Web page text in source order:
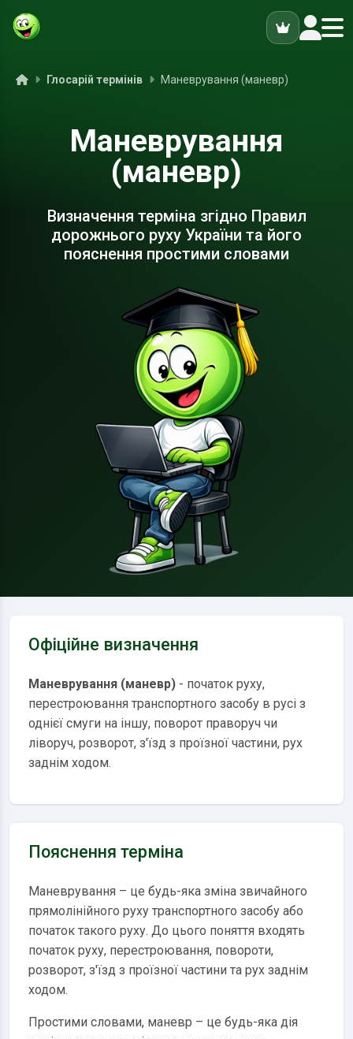
ГоловнаГлосарій термінів Маневрування (маневр)
Маневрування
(маневр)
Визначення терміна згідно Правил
дорожнього руху України та його
пояснення простими словами
Офіційне визначення
Маневрування (маневр) - початок руху,
перестроювання транспортного засобу в русі з
однієї смуги на іншу, поворот праворуч чи
ліворуч, розворот, з'їзд з проїзної частини, рух
заднім ходом.
Пояснення терміна
Маневрування – це будь-яка зміна звичайного
прямолінійного руху транспортного засобу або
початок такого руху. До цього поняття входять
початок руху, перестроювання, повороти,
розворот, з'їзд з проїзної частини та рух заднім
ходом.
Простими словами, маневр – це будь-яка дія